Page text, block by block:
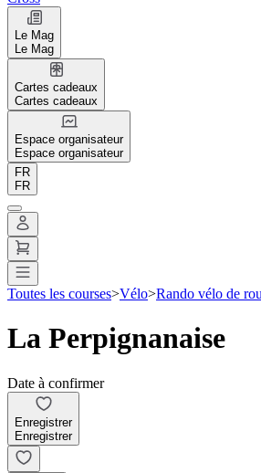
Le Mag
Le Mag
Cartes cadeaux
Cartes cadeaux
Espace organisateur
Espace organisateur
FR
FR
Toutes les courses>Vélo>Rando vélo de
La Perpignanaise
Date à confirmer
Enregistrer
Enregistrer